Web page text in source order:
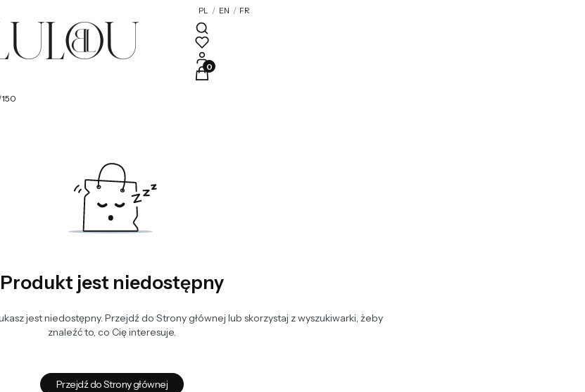
kolorów
PL / EN / FR
Produkty w koszyku: 0. Zobacz szczegóły
Produkt jest niedostępny
jest niedostępny. Przejdź do Strony głównej lub skorzystaj z wyszukiwarki, żeby
znaleźć to, co Cię interesuje.
Przejdź do Strony głównej